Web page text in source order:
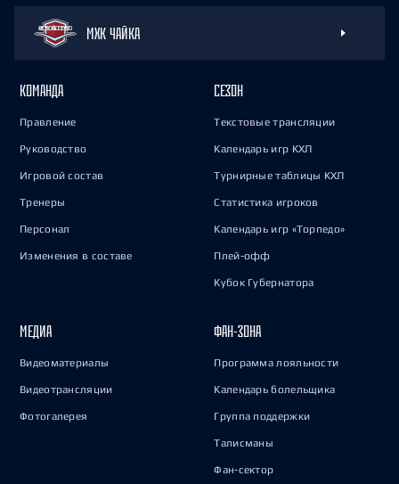
МХК ЧАЙКА
КОМАНДА
Правление
Руководство
Игровой состав
Тренеры
Персонал
Изменения в составе
СЕЗОН
Текстовые трансляции
Календарь игр КХЛ
Турнирные таблицы КХЛ
Статистика игроков
Календарь игр «Торпедо»
Плей-офф
Кубок Губернатора
МЕДИА
Видеоматериалы
Видеотрансляции
Фотогалерея
ФАН-ЗОНА
Программа лояльности
Календарь болельщика
Группа поддержки
Талисманы
Фан-сектор